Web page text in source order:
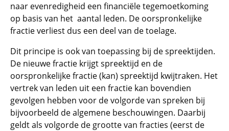
naar evenredigheid een financiële tegemoetkoming
op basis van het aantal leden. De oorspronkelijke
fractie verliest dus een deel van de toelage.
Dit principe is ook van toepassing bij de spreektijden.
De nieuwe fractie krijgt spreektijd en de
oorspronkelijke fractie (kan) spreektijd kwijtraken. Het
vertrek van leden uit een fractie kan bovendien
gevolgen hebben voor de volgorde van spreken bij
bijvoorbeeld de algemene beschouwingen. Daarbij
geldt als volgorde de grootte van fracties (eerst de